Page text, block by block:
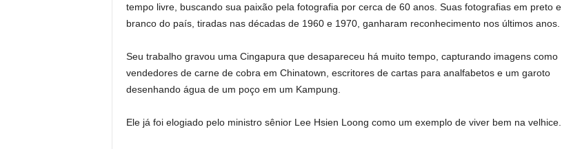
tempo livre, buscando sua paixão pela fotografia por cerca de 60 anos. Suas fotografias em preto e
branco do país, tiradas nas décadas de 1960 e 1970, ganharam reconhecimento nos últimos anos.
Seu trabalho gravou uma Cingapura que desapareceu há muito tempo, capturando imagens como
vendedores de carne de cobra em Chinatown, escritores de cartas para analfabetos e um garoto
desenhando água de um poço em um Kampung.
Ele já foi elogiado pelo ministro sênior Lee Hsien Loong como um exemplo de viver bem na velhice.